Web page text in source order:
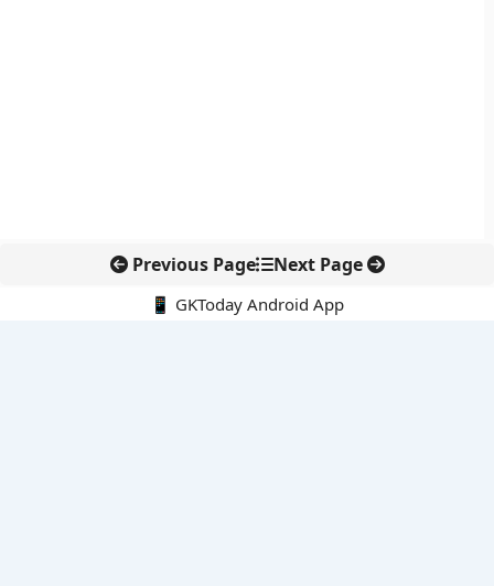
Previous Page Next Page
📱 GKToday Android App